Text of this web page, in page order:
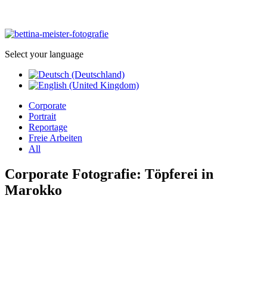
Select your language
Corporate
Portrait
Reportage
Freie Arbeiten
All
Corporate Fotografie: Töpferei in
Marokko